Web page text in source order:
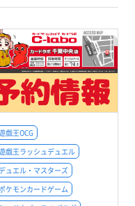
戯王OCG
戯王ラッシュデュエル
ュエル・マスターズ
ケモンカードゲーム